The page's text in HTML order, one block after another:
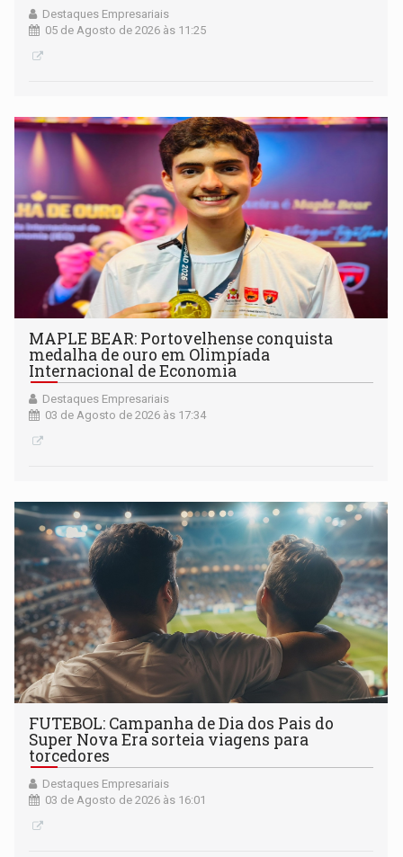
Destaques Empresariais
05 de Agosto de 2026 às 11:25
MAPLE BEAR: Portovelhense conquista
medalha de ouro em Olimpíada
Internacional de Economia
Destaques Empresariais
03 de Agosto de 2026 às 17:34
FUTEBOL: Campanha de Dia dos Pais do
Super Nova Era sorteia viagens para
torcedores
Destaques Empresariais
03 de Agosto de 2026 às 16:01